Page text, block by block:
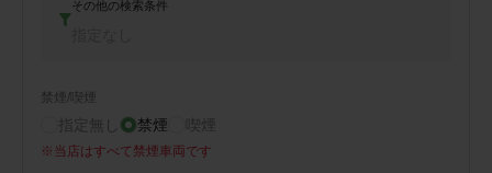
その他の検索条件
禁煙/喫煙
指定無し 禁煙 喫煙
※ 当店はすべて禁煙車両です